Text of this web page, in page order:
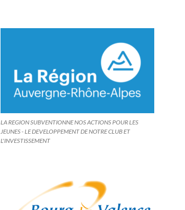
LA REGION SUBVENTIONNE NOS ACTIONS POUR LES
JEUNES - LE DEVELOPPEMENT DE NOTRE CLUB ET
L'INVESTISSEMENT